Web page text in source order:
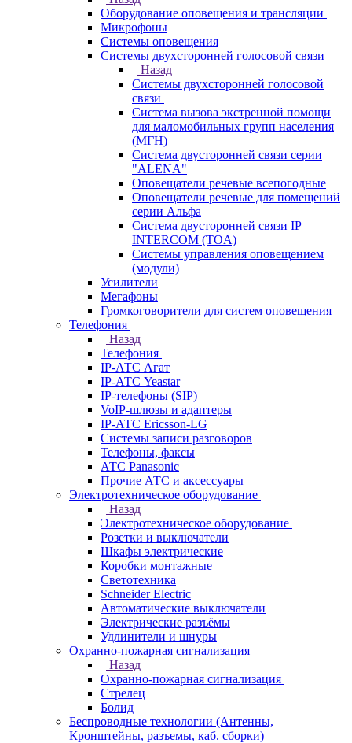
Оборудование оповещения и трансляции
Микрофоны
Системы оповещения
Системы двухсторонней голосовой связи
Назад
Системы двухсторонней голосовой
связи
Система вызова экстренной помощи
для маломобильных групп населения
(МГН)
Система двусторонней связи серии
"ALENA"
Оповещатели речевые всепогодные
Оповещатели речевые для помещений
серии Альфа
Система двусторонней связи IP
INTERCOM (TOA)
Системы управления оповещением
(модули)
Усилители
Мегафоны
Громкоговорители для систем оповещения
Телефония
Назад
Телефония
IP-АТС Агат
IP-АТС Yeastar
IP-телефоны (SIP)
VoIP-шлюзы и адаптеры
IP-АТС Ericsson-LG
Системы записи разговоров
Телефоны, факсы
АТС Panasonic
Прочие АТС и аксессуары
Электротехническое оборудование
Назад
Электротехническое оборудование
Розетки и выключатели
Шкафы электрические
Коробки монтажные
Светотехника
Schneider Electric
Автоматические выключатели
Электрические разъёмы
Удлинители и шнуры
Охранно-пожарная сигнализация
Назад
Охранно-пожарная сигнализация
Стрелец
Болид
Беспроводные технологии (Антенны,
Кронштейны, разъемы, каб. сборки)